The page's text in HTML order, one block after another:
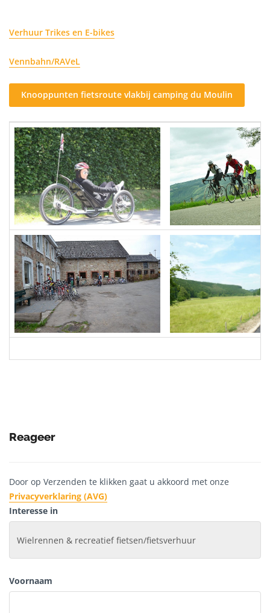
Verhuur Trikes en E-bikes
Vennbahn/RAVeL
Knooppunten fietsroute vlakbij camping du Moulin
Reageer
Door op Verzenden te klikken gaat u akkoord met onze
Privacyverklaring (AVG)
Interesse in
Voornaam